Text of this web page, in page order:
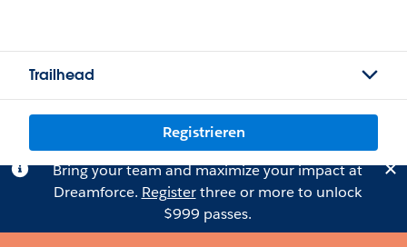
Trailhead
Registrieren
Bring your team and maximize your impact at
Dreamforce. Registerthree or more to unlock
$999 passes.